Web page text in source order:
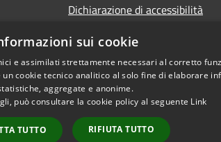
Dichiarazione di accessibilità
Informativa sulla
sui cookie
e assimilati strettamente necessari al corretto
cookie tecnico analitico al solo fine di elaborare
aggregate e anonime.
può consultare la cookie policy al seguente Link
TUTTO RIFIUTA TUTTO